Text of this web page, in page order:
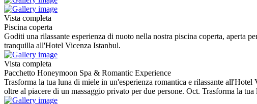
Vista completa
Piscina coperta
Goditi una rilassante esperienza di nuoto nella nostra piscina coperta, aperta
tranquilla all'Hotel Vicenza Istanbul.
Vista completa
Pacchetto Honeymoon Spa & Romantic Experience
Trasforma la tua luna di miele in un'esperienza romantica e rilassante
oltre al piacere di un massaggio privato per due persone. Oct. Trasforma la